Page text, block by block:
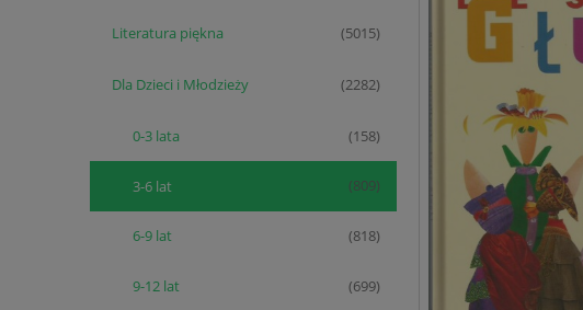
Literatura piękna (5015)
Dla Dzieci i Młodzieży (2282)
0-3 lata (158)
3-6 lat (809)
6-9 lat (818)
9-12 lat (699)